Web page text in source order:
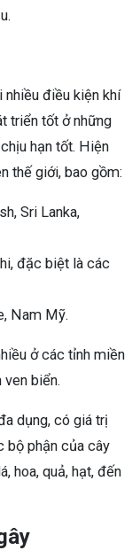
nhiều điều kiện khí
triển tốt ở những
hạn tốt. Hiện
thế giới, bao gồm:
Sri Lanka,
đặc biệt là các
Nam Mỹ.
ở các tỉnh miền
biển.
dụng, có giá trị
bộ phận của cây
hoa, quả, hạt, đến